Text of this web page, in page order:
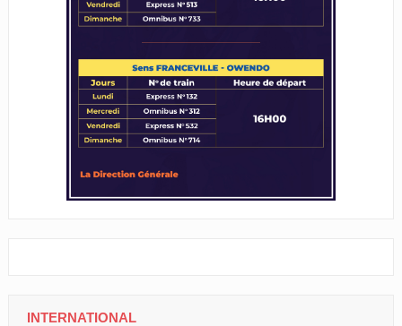
INTERNATIONAL